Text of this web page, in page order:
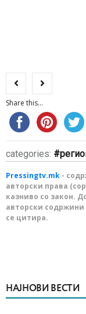
Share this...
categories:
Pressingtv.mk -
авторски права
казниво со закон.
авторски содржини
се цитира.
НАЈНОВИ ВЕСТИ